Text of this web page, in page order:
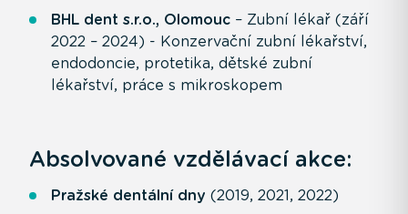
BHL dent s.r.o., Olomouc – Zubní lékař (září
2022 – 2024) - Konzervační zubní lékařství,
endodoncie, protetika, dětské zubní
lékařství, práce s mikroskopem
Absolvované vzdělávací akce:
Pražské dentální dny (2019, 2021, 2022)